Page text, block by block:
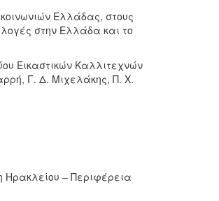
Ελλάδας, στους
στην Ελλάδα και το
Εικαστικών Καλλιτεχνών
Γ. Δ. Μιχελάκης, Π. Χ.
Ηρακλείου – Περιφέρεια